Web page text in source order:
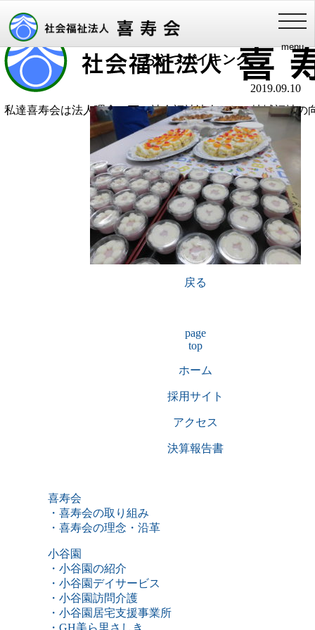
menu
健やかな長寿・家族との絆・豊かな地域福祉
私達喜寿会は法人理念の下、社会福祉法人として地域福祉の
います
添付ファイル
おやつバイキング
2019.09.10
戻る
page
top
ホーム
採用サイト
アクセス
決算報告書
喜寿会
・喜寿会の取り組み
・喜寿会の理念・沿革
小谷園
・小谷園の紹介
・小谷園デイサービス
・小谷園訪問介護
・小谷園居宅支援事業所
・GH美ら里さしき